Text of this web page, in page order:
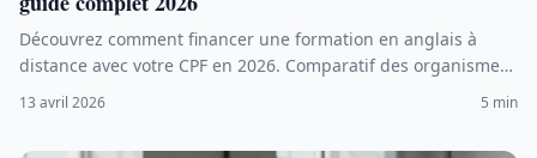
Découvrez comment financer une formation en anglais à
distance avec votre CPF en 2026. Comparatif des organismes
certifiés, étapes de financement et conseils pour optimiser
13 avril 2026 5 min